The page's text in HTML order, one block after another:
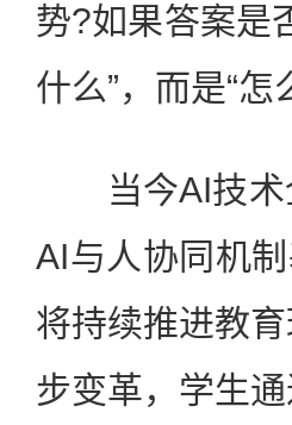
势?如果答案是
什么”，而是“怎
当今AI技术
AI与人协同机
将持续推进教
步变革，学生